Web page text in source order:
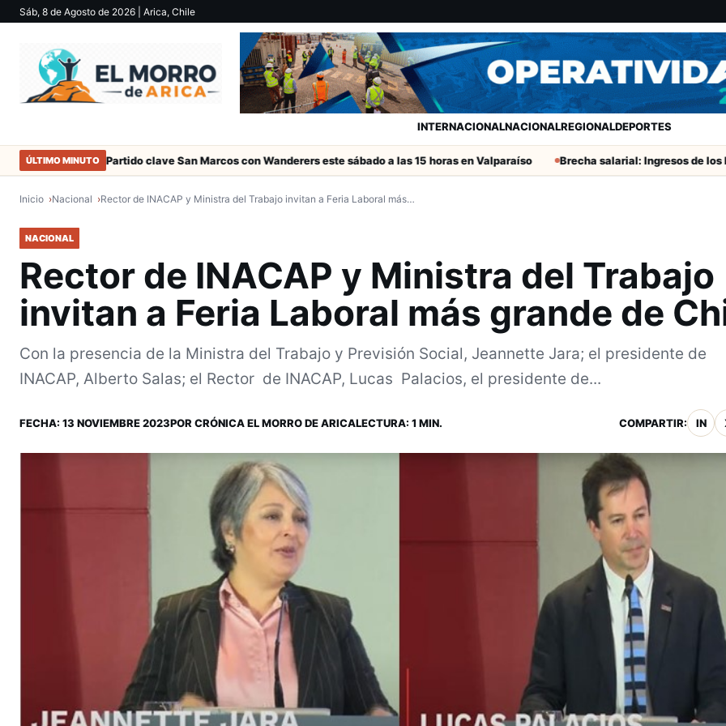
Sáb, 8 de Agosto de 2026 | Arica, Chile
INTERNACIONALNACIONALREGIONALDEPORTES
ÚLTIMO MINUTO
Arica Partido clave San Marcos con Wanderers este sábado a las 15 horas en Valparaíso Brecha salarial: Ingresos de los
Inicio Nacional Rector de INACAP y Ministra del Trabajo invitan a Feria Laboral más…
NACIONAL
Rector de INACAP y Ministra del Trabajo
invitan a Feria Laboral más grande de
Con la presencia de la Ministra del Trabajo y Previsión Social, Jeannette Jara; el presidente de
INACAP, Alberto Salas; el Rector de INACAP, Lucas Palacios, el presidente de...
FECHA: 13 NOVIEMBRE 2023POR CRÓNICA EL MORRO DE ARICALECTURA: 1 MIN. COMPARTIR: IN